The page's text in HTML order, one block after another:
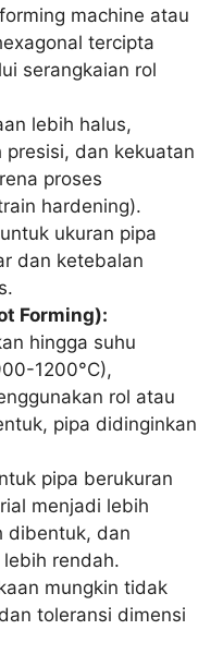
machine atau
tercipta
serangkaian rol
lebih halus,
dan kekuatan
proses
hardening).
ukuran pipa
dan ketebalan
Forming):
hingga suhu
1200°C),
rol atau
pipa didinginkan
pipa berukuran
menjadi lebih
dibentuk, dan
rendah.
mungkin tidak
toleransi dimensi